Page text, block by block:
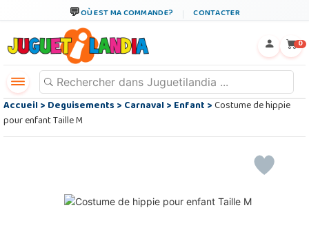
OÙ EST MA COMMANDE? CONTACTER
0
Accueil>Deguisements>Carnaval>Enfant>Costume de hippie
pour enfant Taille M